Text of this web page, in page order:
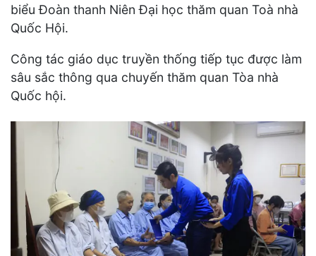
biểu Đoàn thanh Niên Đại học thăm quan Toà nhà
Quốc Hội.
Công tác giáo dục truyền thống tiếp tục được làm
sâu sắc thông qua chuyến thăm quan Tòa nhà
Quốc hội.